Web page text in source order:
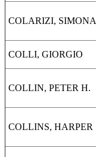
COLARIZI, SIMONA
COLLI, GIORGIO
COLLIN, PETER H.
COLLINS, HARPER